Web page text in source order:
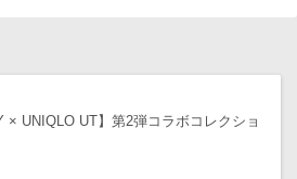
× UNIQLO UT】第2弾コラボコレクショ